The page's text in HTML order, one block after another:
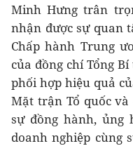
Minh Hưng trân
nhận được sự quan
Chấp hành Trung
của đồng chí Tổng
phối hợp hiệu quả
Mặt trận Tổ quốc
sự đồng hành, ủng
doanh nghiệp cùng